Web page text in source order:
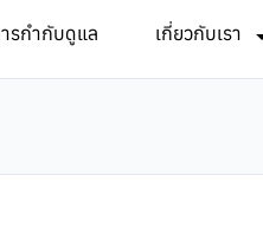
รกำกับดูแล เกี่ยวกับเรา